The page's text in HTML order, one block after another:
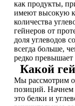
НАЗАД
Бустеры тестостерона
ЗМА
Антиоксиданты
Vitauct
WTF LABZ
Свой Путь
как продукты,
имеют высокую
количества
гейнеров от
доля углеводов
всегда больше,
редко превышает
Какой
Мы рассмотрим
позиций. Начнем
это белки и